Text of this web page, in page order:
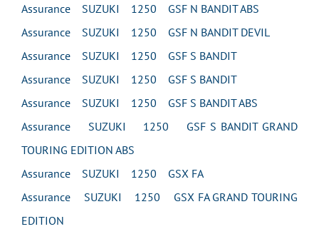
Assurance SUZUKI 1250 GSF N BANDIT ABS
Assurance SUZUKI 1250 GSF N BANDIT DEVIL
Assurance SUZUKI 1250 GSF S BANDIT
Assurance SUZUKI 1250 GSF S BANDIT
Assurance SUZUKI 1250 GSF S BANDIT ABS
Assurance SUZUKI 1250 GSF S BANDIT GRAND
TOURING EDITION ABS
Assurance SUZUKI 1250 GSX FA
Assurance SUZUKI 1250 GSX FA GRAND TOURING
EDITION